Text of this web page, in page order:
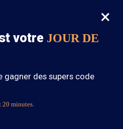
0
avec le code « BOHEME15 »
×
votre JOUR DE
gagner des supers code
20 minutes.